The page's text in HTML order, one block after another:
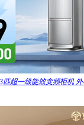
匹超一级能效变频柜机